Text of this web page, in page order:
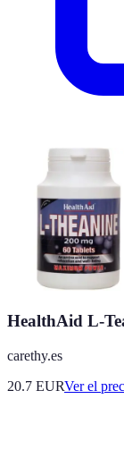
HealthAid L-
carethy.es
20.7 EURVer el